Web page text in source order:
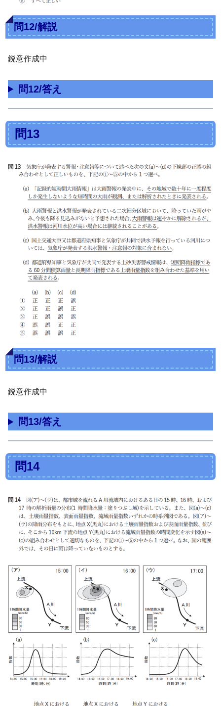
問12/解説
鋭意作成中
問12/答え
問13
問13/解説
鋭意作成中
問13/答え
問14